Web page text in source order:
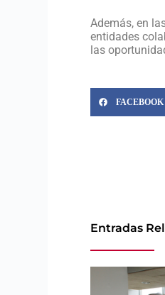
Además, en
entidades
las
FACEBOOK
Entradas